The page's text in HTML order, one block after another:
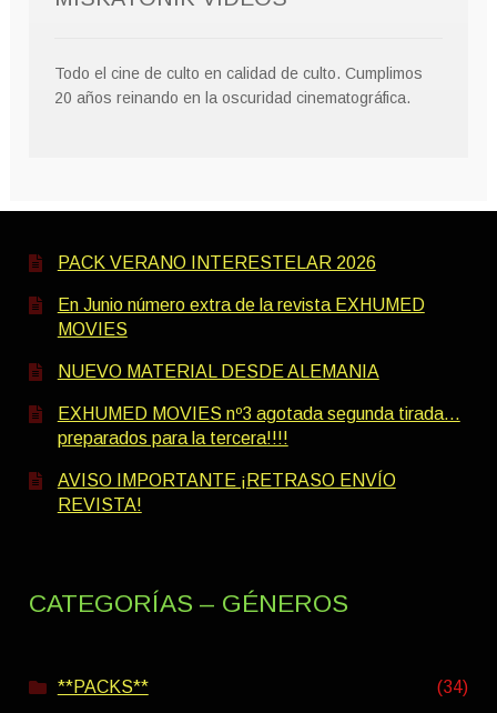
Todo el cine de culto en calidad de culto. Cumplimos
20 años reinando en la oscuridad cinematográfica.
PACK VERANO INTERESTELAR 2026
En Junio número extra de la revista EXHUMED
MOVIES
NUEVO MATERIAL DESDE ALEMANIA
EXHUMED MOVIES nº3 agotada segunda tirada…
preparados para la tercera!!!!
AVISO IMPORTANTE ¡RETRASO ENVÍO
REVISTA!
CATEGORÍAS – GÉNEROS
**PACKS** (34)